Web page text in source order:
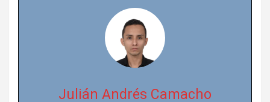
Julián Andrés Camacho